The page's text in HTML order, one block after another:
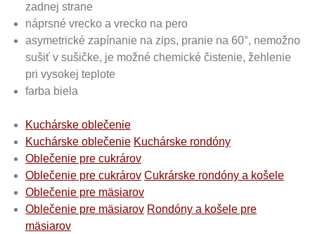
zadnej strane
náprsné vrecko a vrecko na pero
asymetrické zapínanie na zips, pranie na 60°, nemožno
sušiť v sušičke, je možné chemické čistenie, žehlenie
pri vysokej teplote
farba biela
Kuchárske oblečenie
Kuchárske oblečenie Kuchárske rondóny
Oblečenie pre cukrárov
Oblečenie pre cukrárov Cukrárske rondóny a košele
Oblečenie pre mäsiarov
Oblečenie pre mäsiarov Rondóny a košele pre
mäsiarov